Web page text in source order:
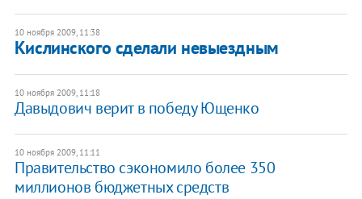
10 ноября 2009, 11:38
Кислинского сделали невыездным
10 ноября 2009, 11:18
Давыдович верит в победу Ющенко
10 ноября 2009, 11:11
Правительство сэкономило более 350
миллионов бюджетных средств